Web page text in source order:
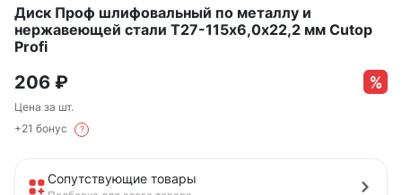
Диск Проф шлифовальный по металлу и
нержавеющей стали Т27-115х6,0х22,2 мм Cutop
Profi
206 ₽
Цена за шт.
+21 бонус
?
Сопутствующие товары